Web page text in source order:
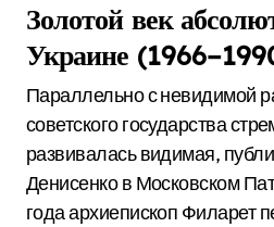
Золотой век
Украине
Параллельно с невидимой
советского государства
развивалась видимая,
Денисенко в Московском
года архиепископ Филарет